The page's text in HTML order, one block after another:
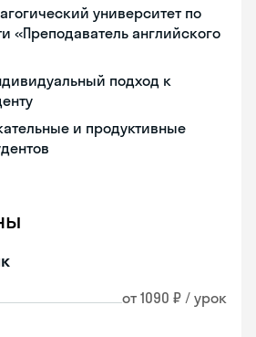
университет по
«Преподаватель английского
подход к
и продуктивные
от 1090 ₽ / урок